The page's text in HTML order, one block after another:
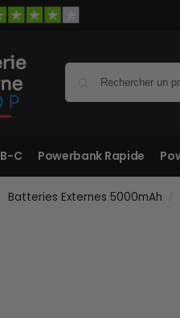
C Powerbank Rapide
Batteries Externes 5000mAh